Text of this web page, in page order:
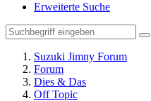
Erweiterte Suche
Suzuki Jimny Forum
Forum
Dies & Das
Off Topic